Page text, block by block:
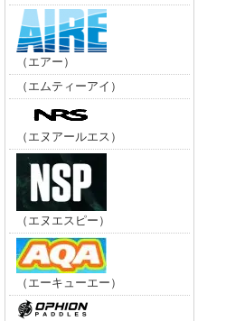
（エアー）
（エムティーアイ）
（エヌアールエス）
（エヌエスピー）
（エーキューエー）